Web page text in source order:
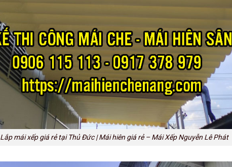
Lắp mái xếp giá rẻ tại Thủ Đức | Mái hiên giá rẻ – Mái Xếp Nguyễn Lê Phát